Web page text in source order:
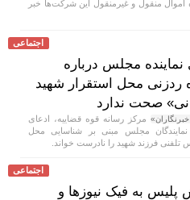
اموال منقول و غیرمنقول این شرکت‌ها خبر
اجتماعی
نماینده مجلس درباره
ردزنی محل استقرار شهید
صحت ندارد
مرکز رسانه قوه قضاییه، ادعای
مجلس مبنی بر شناسایی محل
تلفنی فرزند شهید را نادرست خواند.
اجتماعی
پلیس به فیک نیوز‌ها و